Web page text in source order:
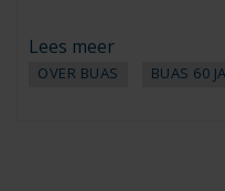
Lees meer
OVER BUAS BUAS 60